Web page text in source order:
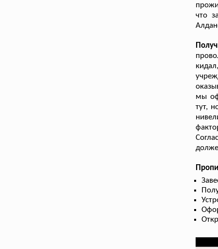
что
мы
тут,